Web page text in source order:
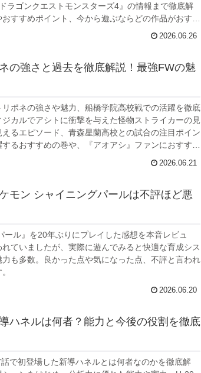
ラゴンクエストモンスターズ4』の情報まで徹底解
すすめポイント、今から遊ぶならどの作品がおすす
ーズシリーズ初心者や久しぶりに遊びたい人は必見で
2026.06.26
の強さと過去を徹底解説！最強FWの魅
リポネの強さや魅力、船橋学院高校戦での活躍を徹底
カルでアシトに衝撃を与えた怪物ストライカーの見
るエピソード、青森星蘭高校との試合の注目ポイン
するおすすめの巻や、『アオアシ』ファンにおすすめ
2026.06.21
モン シャイニングパールは不評ほど悪
ール』を20年ぶりにプレイした感想を本音レビュ
ていましたが、実際に遊んでみると快適な育成シス
も多数。良かった点や気になった点、不評と言われ
2026.06.20
ハネルは何者？能力と今後の役割を徹底
で初登場した新導ハネルとは何者なのかを徹底解